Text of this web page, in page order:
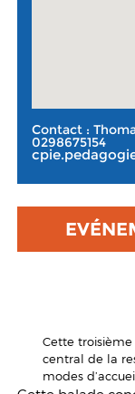
Contact :
0298675154
Cette
central de la
modes